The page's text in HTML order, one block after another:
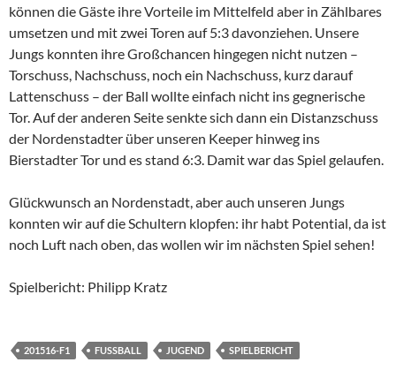
können die Gäste ihre Vorteile im Mittelfeld aber in Zählbares
umsetzen und mit zwei Toren auf 5:3 davonziehen. Unsere
Jungs konnten ihre Großchancen hingegen nicht nutzen –
Torschuss, Nachschuss, noch ein Nachschuss, kurz darauf
Lattenschuss – der Ball wollte einfach nicht ins gegnerische
Tor. Auf der anderen Seite senkte sich dann ein Distanzschuss
der Nordenstadter über unseren Keeper hinweg ins
Bierstadter Tor und es stand 6:3. Damit war das Spiel gelaufen.
Glückwunsch an Nordenstadt, aber auch unseren Jungs
konnten wir auf die Schultern klopfen: ihr habt Potential, da ist
noch Luft nach oben, das wollen wir im nächsten Spiel sehen!
Spielbericht: Philipp Kratz
201516-F1 FUSSBALL JUGEND SPIELBERICHT